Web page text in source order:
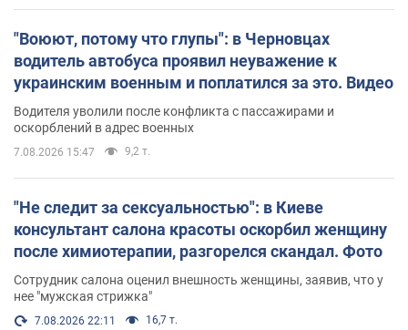
"Воюют, потому что глупы": в Черновцах
водитель автобуса проявил неуважение к
украинским военным и поплатился за это. Видео
Водителя уволили после конфликта с пассажирами и
оскорблений в адрес военных
7.08.2026 15:47 9,2 т.
"Не следит за сексуальностью": в Киеве
консультант салона красоты оскорбил женщину
после химиотерапии, разгорелся скандал. Фото
Сотрудник салона оценил внешность женщины, заявив, что у
нее "мужская стрижка"
7.08.2026 22:11 16,7 т.